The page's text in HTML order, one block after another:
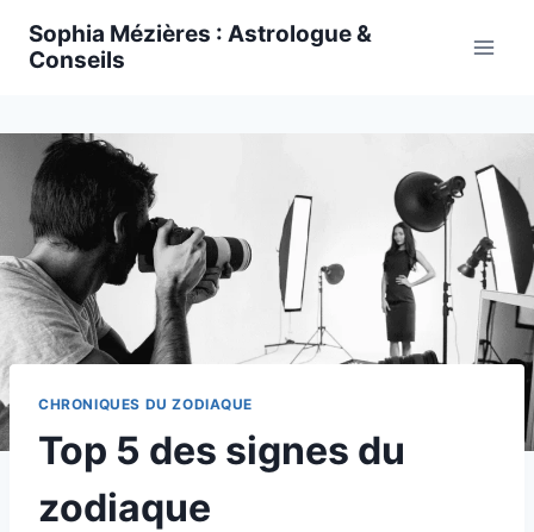
Sophia Mézières : Astrologue &
Conseils
CHRONIQUES DU ZODIAQUE
Top 5 des signes du
zodiaque